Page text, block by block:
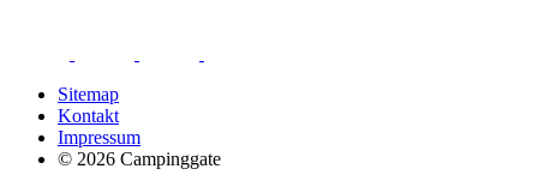
Sitemap
Kontakt
Impressum
© 2026 Campinggate